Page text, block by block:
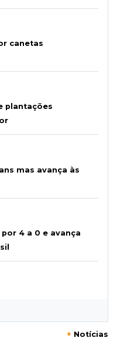
canetas
plantações
mas avança às
4 a 0 e avança
+ Notícias